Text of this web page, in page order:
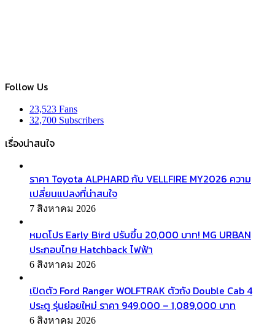
Follow Us
23,523 Fans
32,700 Subscribers
เรื่องน่าสนใจ
ราคา Toyota ALPHARD กับ VELLFIRE MY2026 ความ
เปลี่ยนแปลงที่น่าสนใจ
7 สิงหาคม 2026
หมดโปร Early Bird ปรับขึ้น 20,000 บาท! MG URBAN
ประกอบไทย Hatchback ไฟฟ้า
6 สิงหาคม 2026
เปิดตัว Ford Ranger WOLFTRAK ตัวถัง Double Cab 4
ประตู รุ่นย่อยใหม่ ราคา 949,000 – 1,089,000 บาท
6 สิงหาคม 2026